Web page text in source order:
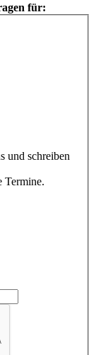
für:
und schreiben
Termine.